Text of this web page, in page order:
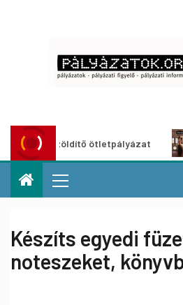
Városzöldítő ötletpályázat
Készíts egyedi
noteszeket,